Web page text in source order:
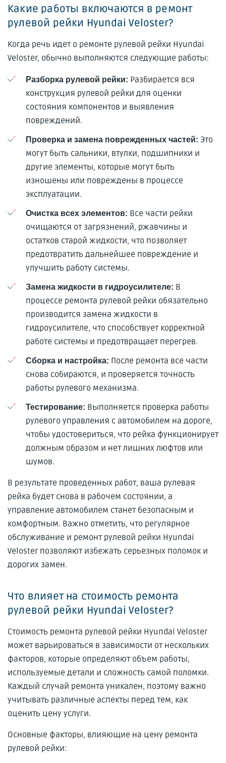
Какие работы включаются в ремонт
рулевой рейки Hyundai Veloster?
Когда речь идет о ремонте рулевой рейки Hyundai
Veloster, обычно выполняются следующие работы:
Разборка рулевой рейки: Разбирается вся
конструкция рулевой рейки для оценки
состояния компонентов и выявления
повреждений.
Проверка и замена поврежденных частей: Это
могут быть сальники, втулки, подшипники и
другие элементы, которые могут быть
изношены или повреждены в процессе
эксплуатации.
Очистка всех элементов: Все части рейки
очищаются от загрязнений, ржавчины и
остатков старой жидкости, что позволяет
предотвратить дальнейшее повреждение и
улучшить работу системы.
Замена жидкости в гидроусилителе: В
процессе ремонта рулевой рейки обязательно
производится замена жидкости в
гидроусилителе, что способствует корректной
работе системы и предотвращает перегрев.
Сборка и настройка: После ремонта все части
снова собираются, и проверяется точность
работы рулевого механизма.
Тестирование: Выполняется проверка работы
рулевого управления с автомобилем на дороге,
чтобы удостовериться, что рейка функционирует
должным образом и нет лишних люфтов или
шумов.
В результате проведенных работ, ваша рулевая
рейка будет снова в рабочем состоянии, а
управление автомобилем станет безопасным и
комфортным. Важно отметить, что регулярное
обслуживание и ремонт рулевой рейки Hyundai
Veloster позволяют избежать серьезных поломок и
дорогих замен.
Что влияет на стоимость ремонта
рулевой рейки Hyundai Veloster?
Стоимость ремонта рулевой рейки Hyundai Veloster
может варьироваться в зависимости от нескольких
факторов, которые определяют объем работы,
используемые детали и сложность самой поломки.
Каждый случай ремонта уникален, поэтому важно
учитывать различные аспекты перед тем, как
оценить цену услуги.
Основные факторы, влияющие на цену ремонта
рулевой рейки: